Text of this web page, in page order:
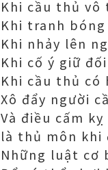
Khi cầu thủ
Khi tranh
Khi nhảy lên
Khi cố ý giữ
Khi cầu thủ có
Xô đẩy người
Và điều cấm
là thủ môn khi
Những luật cơ